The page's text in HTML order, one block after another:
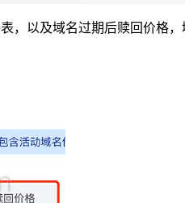
以及域名过期后赎回价格